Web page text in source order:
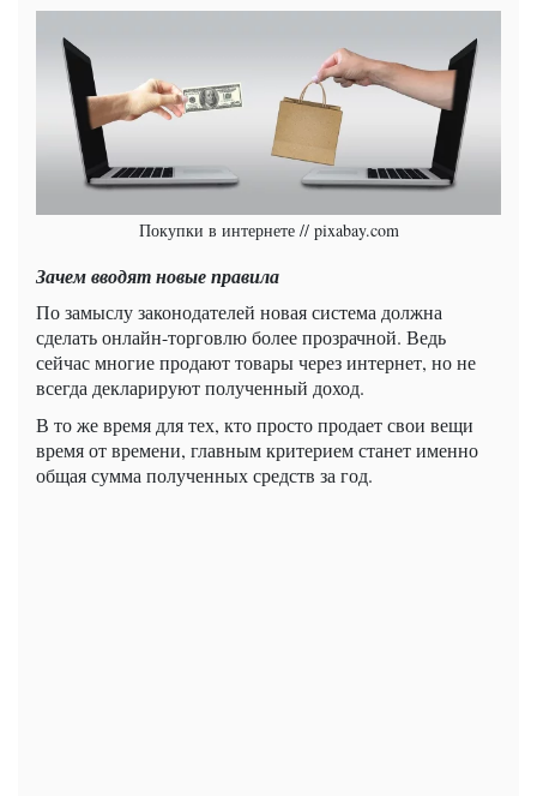
Покупки в интернете // pixabay.com
Зачем вводят новые правила
По замыслу законодателей новая система должна
сделать онлайн-торговлю более прозрачной. Ведь
сейчас многие продают товары через интернет, но не
всегда декларируют полученный доход.
В то же время для тех, кто просто продает свои вещи
время от времени, главным критерием станет именно
общая сумма полученных средств за год.